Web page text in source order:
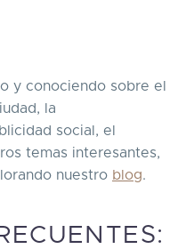
y conociendo sobre el
la
social, el
temas interesantes,
nuestro blog.